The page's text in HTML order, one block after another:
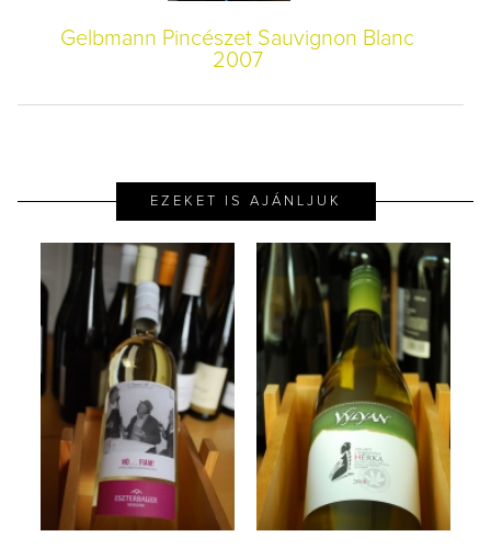
Gelbmann Pincészet Sauvignon Blanc
2007
EZEKET IS AJÁNLJUK